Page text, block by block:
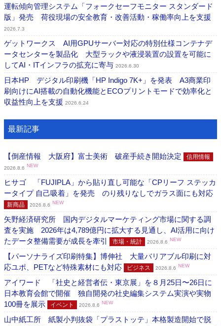
運転傾向管理システム「フォークセーフモニター スタンダード
版」発売 荷役現場の安全教育・改善活動・稼働率向上を支援
2026.7.3
ゲットワークス AI用GPUサーバー対応の特別仕様コンテナデ
ータセンターを製品化 大型ラックや液浸装置の設置を可能に
してAI・ITインフラの拡充に寄与 2026.6.30
日本HP デジタル印刷機「HP Indigo 7K+」を発表 A3商業印
刷向けにAI搭載の自動化機能とECOプリントモードで効率化と
収益性向上を支援 2026.6.24
最新記事
【倒産情報 大阪府】富士美術 破産手続き開始決定 信用情報
2026.8.6 NEW
ヒサゴ 「FUJIPLA」から貼り直し可能な「CPリーフ ステッカ
ータイプ 自己吸着」を発売 のり残りなしでガラス面にも対応
新商品 2026.8.6 NEW
矢野経済研究所 国内デジタルマーケティング市場に関する調
査を実施 2026年は4,789億円に拡大する見通し、AI活用に向け
たデータ整備需要が成長を牽引
市場・統計 2026.8.6 NEW
【パーソナライズ印刷特集】博伸社 大量バリアブル印刷に対
応ユポ、PETなど特殊素材にも対応
ビジネス 2026.8.6 NEW
アイワード 「社史と経営者伝・東京展」を８月25日〜26日に
日本教育会館で開催 独自開発の社史編集システム実演や実物
100冊を展示
イベント 2026.8.6 NEW
山中紙工所 紙製小判抜袋「プラストッテ」本格製造開始で脱